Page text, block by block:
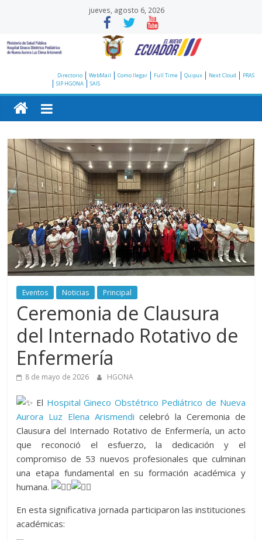
jueves, agosto 6, 2026
Hospital
Gineco
Obstétrico
Pediátrico
de
Nueva
Aurora
–
Luz
Elena
Arismendi
Directorio WebMail Como llegar Full Time Quipux Next Cloud
PRAS
SIP HGONA
SAIS
Eventos Noticias Principal
Ceremonia de Clausura
del Internado Rotativo de
Enfermería
8 de mayo de 2026 HGONA
El Hospital Gineco Obstétrico Pediátrico de Nueva
Aurora Luz Elena Arismendi celebró la Ceremonia de
Clausura del Internado Rotativo de Enfermería, un acto
que reconoció el esfuerzo, la dedicación y el
compromiso de 53 nuevos profesionales que culminan
una etapa fundamental en su formación académica y
humana.
En esta significativa jornada participaron las instituciones
académicas: